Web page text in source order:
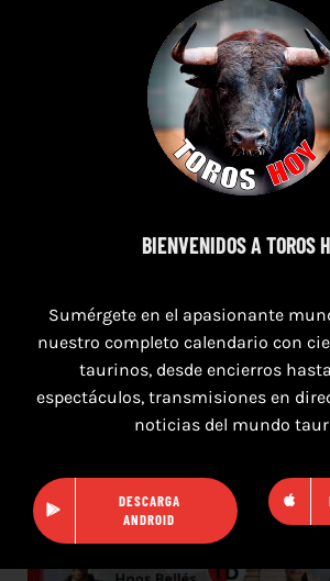
BIENVENIDOS A TOROS
Sumérgete en el apasionante
nuestro completo calendario con
taurinos, desde encierros
espectáculos, transmisiones en
noticias del mundo
DESCARGA
ANDROID